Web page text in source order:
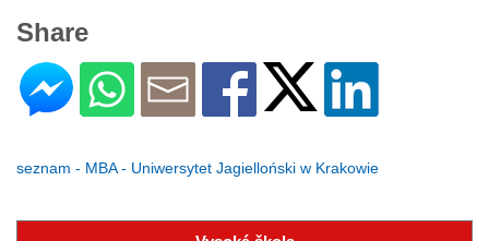
Share
seznam - MBA - Uniwersytet Jagielloński w Krakowie